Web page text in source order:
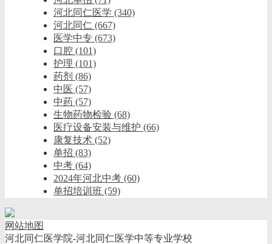
河北同仁医学 (340)
河北同仁 (667)
医学中专 (673)
口腔 (101)
护理 (101)
药剂 (86)
中医 (57)
中药 (57)
生物药物检验 (68)
医疗设备安装与维护 (66)
康复技术 (52)
单招 (83)
中考 (64)
2024年河北中考 (60)
单招培训班 (59)
网站地图
河北同仁医学院-河北同仁医学中等专业学校